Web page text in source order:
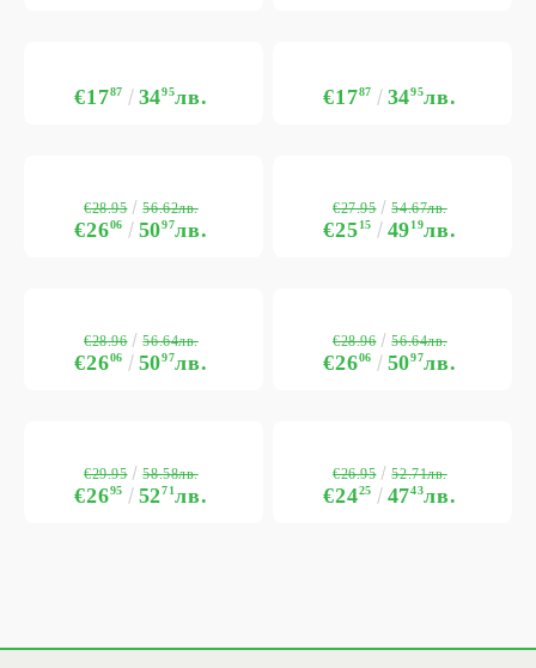
€1787 3495лв. €1787 3495лв.
€2606 5097лв.
€28.95 56.62лв.
€2515 4919лв.
€27.95 54.67лв.
€2606 5097лв.
€28.96 56.64лв.
€2606 5097лв.
€28.96 56.64лв.
€2695 5271лв.
€29.95 58.58лв.
€2425 4743лв.
€26.95 52.71лв.